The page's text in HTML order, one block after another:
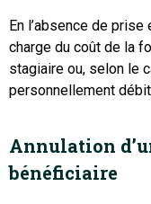
En l’absence de prise
charge du coût de la
stagiaire ou, selon le
personnellement
Annulation
bénéficiaire